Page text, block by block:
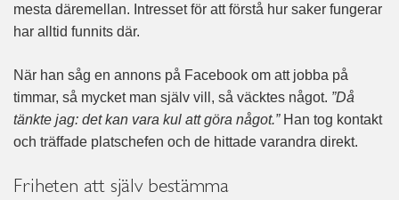
mesta däremellan. Intresset för att förstå hur saker fungerar
har alltid funnits där.
När han såg en annons på Facebook om att jobba på
timmar, så mycket man själv vill, så väcktes något. ”Då
tänkte jag: det kan vara kul att göra något.” Han tog kontakt
och träffade platschefen och de hittade varandra direkt.
Friheten att själv bestämma